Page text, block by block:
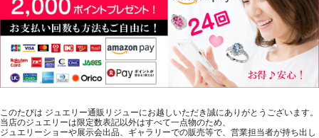
このたびは ジュエリー通販リジューにお越しいただき誠にありがとうございます。
当店のジュエリーは限定数表記以外はすべて一点物のため、
ジュエリーショーや展示会出品、ギャラリーでの販売等で、営業担当者が持ち出し